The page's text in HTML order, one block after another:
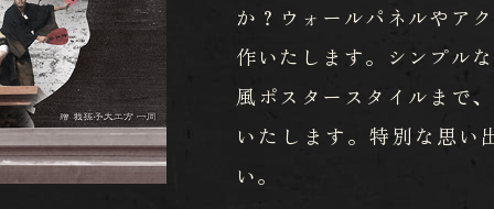
か？ウォールパネルやア
作いたします。シンプル
風ポスタースタイルまで
いたします。特別な思い
い。